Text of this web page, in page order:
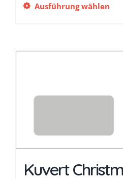
Ausführung wählen
Kuvert